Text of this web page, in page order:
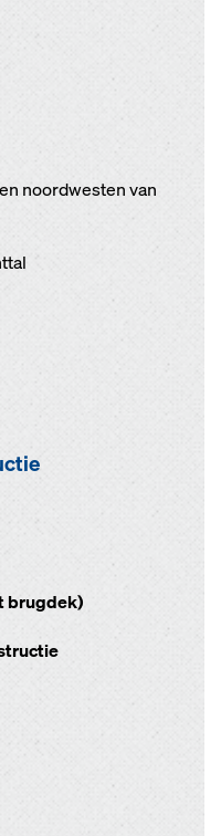
noordwesten van
brugdek)